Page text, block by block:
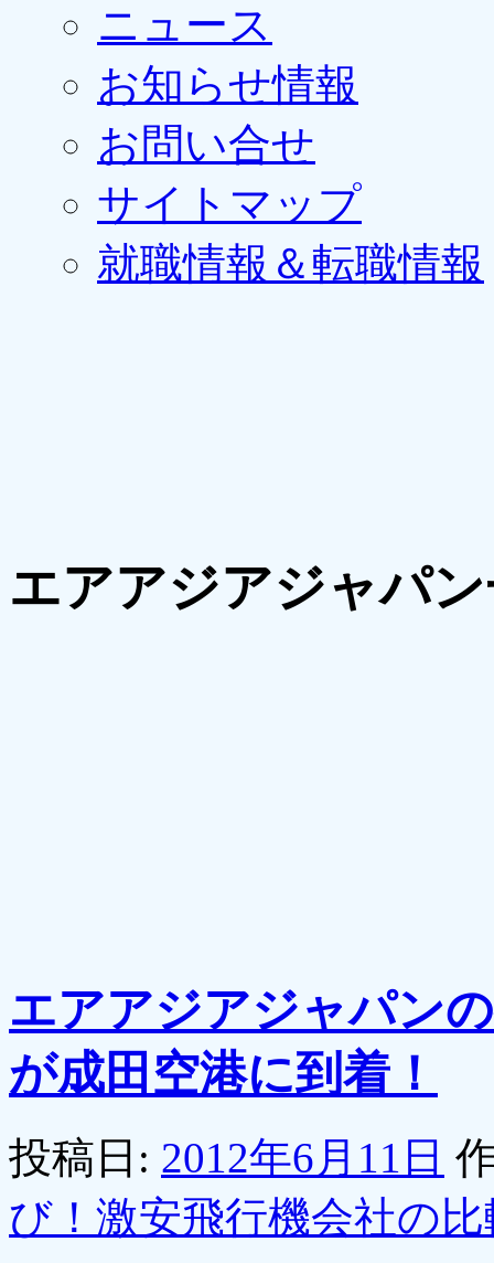
ニュース
お知らせ情報
お問い合せ
サイトマップ
就職情報＆転職情報
エアアジアジャパ
エアアジアジャパン
が成田空港に到着！
投稿日: 2012年6月11日
び！激安飛行機会社の